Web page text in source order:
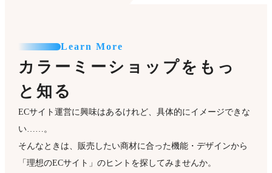
Learn More
カラーミーショップをもっ
と知る
ECサイト運営に興味はあるけれど、具体的にイメージできな
い……。
そんなときは、販売したい商材に合った機能・デザインから
「理想のECサイト」のヒントを探してみませんか。